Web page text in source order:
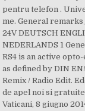
pentru telefon .
me. General
24V DEUTSCH
NEDERLANDS 1
RS4 is an active
as defined by DIN
Remix / Radio Edit.
de apel noi si
Vaticani, 8 giugno